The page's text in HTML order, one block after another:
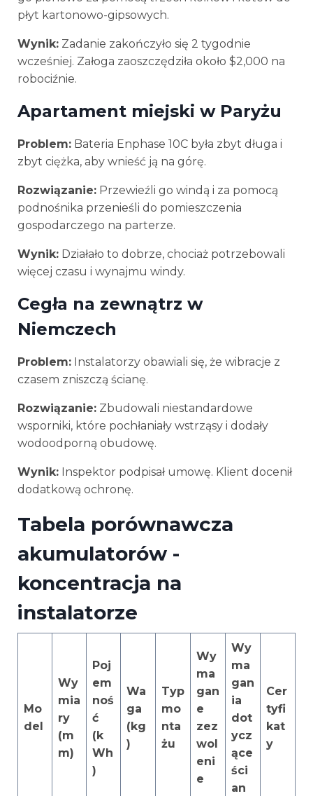
płyt kartonowo-gipsowych.
Wynik: Zadanie zakończyło się 2 tygodnie
wcześniej. Załoga zaoszczędziła około $2,000 na
robociźnie.
Apartament miejski w Paryżu
Problem: Bateria Enphase 10C była zbyt długa i
zbyt ciężka, aby wnieść ją na górę.
Rozwiązanie: Przewieźli go windą i za pomocą
podnośnika przenieśli do pomieszczenia
gospodarczego na parterze.
Wynik: Działało to dobrze, chociaż potrzebowali
więcej czasu i wynajmu windy.
Cegła na zewnątrz w
Niemczech
Problem: Instalatorzy obawiali się, że wibracje z
czasem zniszczą ścianę.
Rozwiązanie: Zbudowali niestandardowe
wsporniki, które pochłaniały wstrząsy i dodały
wodoodporną obudowę.
Wynik: Inspektor podpisał umowę. Klient docenił
dodatkową ochronę.
Tabela porównawcza
akumulatorów -
koncentracja na
instalatorze
Mo
del
Wy
mia
ry
(m
m)
Poj
em
noś
ć
(k
Wh
)
Wa
ga
(kg
)
Typ
mo
nta
żu
Wy
ma
gan
e
zez
wol
eni
e
Wy
ma
gan
ia
dot
ycz
ące
ści
an
Cer
tyfi
kat
y